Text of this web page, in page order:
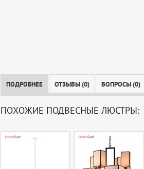
ПОДРОБНЕЕ ОТЗЫВЫ (0) ВОПРОСЫ (0)
ПОХОЖИЕ ПОДВЕСНЫЕ ЛЮСТРЫ: